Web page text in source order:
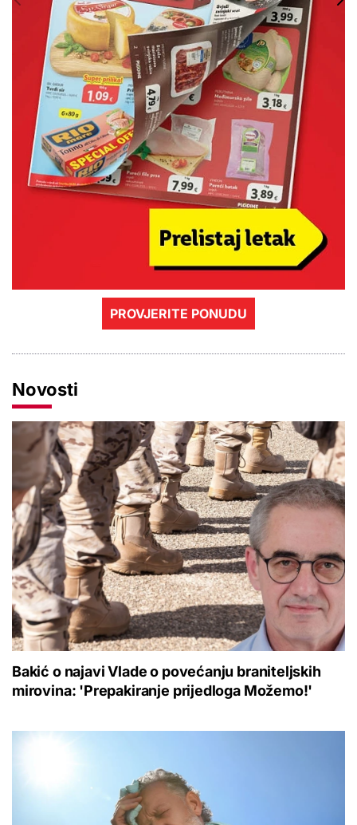
PROVJERITE PONUDU
Novosti
Bakić o najavi Vlade o povećanju braniteljskih
mirovina: 'Prepakiranje prijedloga Možemo!'